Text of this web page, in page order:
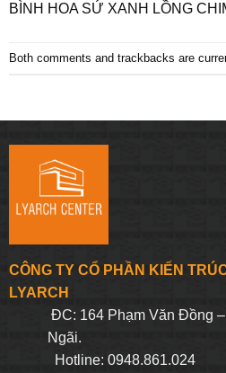
BÌNH HOA SỨ XANH LỒNG
Both comments and trackbacks are
CÔNG TY CỔ PHẦN KIẾN
LYARCH
ĐC: 164 Phạm Văn Đồng –
Ngãi.
Hotline: 0948.861.024